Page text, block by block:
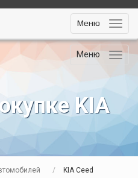
Меню
Меню
KIA
KIA Ceed